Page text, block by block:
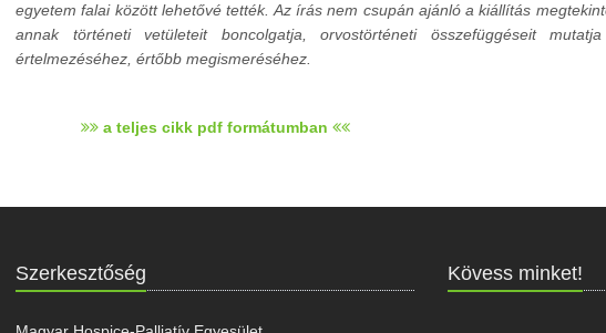
egyetem falai között lehetővé tették. Az írás nem csupán ajánló a kiállítás
annak történeti vetületeit boncolgatja, orvostörténeti összefüggéseit
értelmezéséhez, értőbb megismeréséhez.
a teljes cikk pdf formátumban
Szerkesztőség Kövess minket!